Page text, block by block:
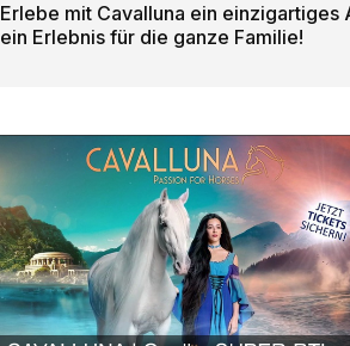
Erlebe mit Cavalluna ein
ein Erlebnis für die ganze Familie!